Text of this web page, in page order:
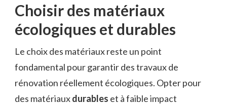
Choisir des matériaux
écologiques et durables
Le choix des matériaux reste un point
fondamental pour garantir des travaux de
rénovation réellement écologiques. Opter pour
des matériauxdurables et à faible impact